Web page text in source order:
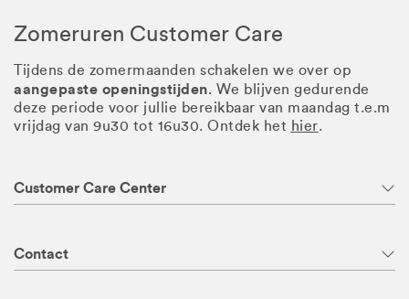
Zomeruren Customer Care
Tijdens de zomermaanden schakelen we over op
aangepaste openingstijden. We blijven gedurende
deze periode voor jullie bereikbaar van maandag t.e.m
vrijdag van 9u30 tot 16u30. Ontdek het hier.
Customer Care Center
Contact